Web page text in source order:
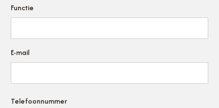
Functie
E-mail
Telefoonnummer